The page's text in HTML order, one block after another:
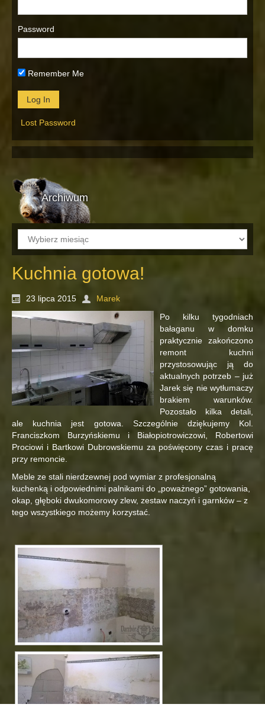
Password
Remember Me
Lost Password
Archiwum
Archiwum
Kuchnia gotowa!
23 lipca 2015
Marek
Po kilku tygodniach
bałaganu w domku
praktycznie zakończono
remont kuchni
przystosowując ją do
aktualnych potrzeb – już
Jarek się nie wytłumaczy
brakiem warunków.
Pozostało kilka detali,
ale kuchnia jest gotowa. Szczególnie dziękujemy Kol.
Franciszkom Burzyńskiemu i Białopiotrowiczowi, Robertowi
Prociowi i Bartkowi Dubrowskiemu za poświęcony czas i pracę
przy remoncie.
Meble ze stali nierdzewnej pod wymiar z profesjonalną
kuchenką i odpowiednimi palnikami do „poważnego” gotowania,
okap, głęboki dwukomorowy zlew, zestaw naczyń i garnków – z
tego wszystkiego możemy korzystać.